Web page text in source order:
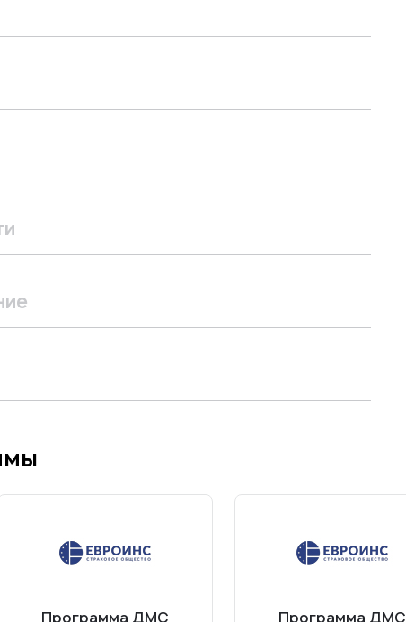
Программа ДМС
Программа ДМС